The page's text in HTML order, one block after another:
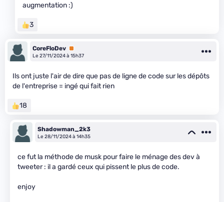
augmentation :)
3
CoreFloDev Premium
Le 27/11/2024 à 15h37
Ils ont juste l'air de dire que pas de ligne de code sur les dépôts
de l'entreprise = ingé qui fait rien
18
Shadowman_2k3
Le 28/11/2024 à 14h35
ce fut la méthode de musk pour faire le ménage des dev à
tweeter : il a gardé ceux qui pissent le plus de code.
enjoy